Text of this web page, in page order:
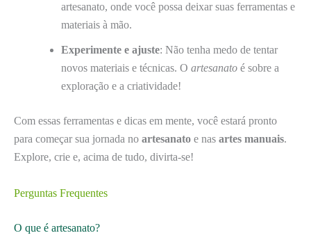
artesanato, onde você possa deixar suas ferramentas e
materiais à mão.
Experimente e ajuste: Não tenha medo de tentar
novos materiais e técnicas. O artesanato é sobre a
exploração e a criatividade!
Com essas ferramentas e dicas em mente, você estará pronto
para começar sua jornada no artesanato e nas artes manuais.
Explore, crie e, acima de tudo, divirta-se!
Perguntas Frequentes
O que é artesanato?